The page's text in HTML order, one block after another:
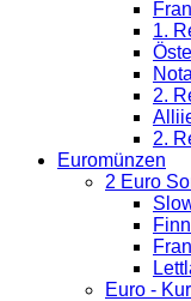
1.
2.
2.
Euromünzen
2 Euro
Euro -